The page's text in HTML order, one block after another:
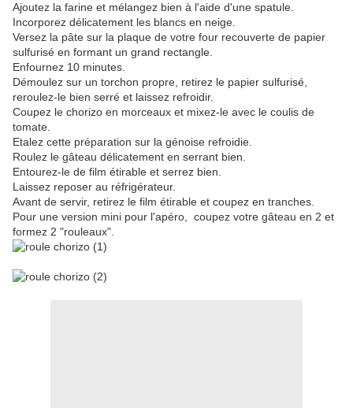
Ajoutez la farine et mélangez bien à l'aide d'une spatule.
Incorporez délicatement les blancs en neige.
Versez la pâte sur la plaque de votre four recouverte de papier
sulfurisé en formant un grand rectangle.
Enfournez 10 minutes.
Démoulez sur un torchon propre, retirez le papier sulfurisé,
reroulez-le bien serré et laissez refroidir.
Coupez le chorizo en morceaux et mixez-le avec le coulis de
tomate.
Etalez cette préparation sur la génoise refroidie.
Roulez le gâteau délicatement en serrant bien.
Entourez-le de film étirable et serrez bien.
Laissez reposer au réfrigérateur.
Avant de servir, retirez le film étirable et coupez en tranches.
Pour une version mini pour l'apéro, coupez votre gâteau en 2 et
formez 2 "rouleaux".